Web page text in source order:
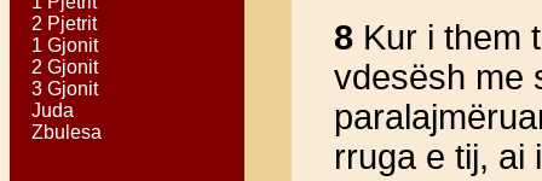
2 Pjetrit
1 Gjonit
2 Gjonit
3 Gjonit
Juda
Zbulesa
8Kur i them
vdesësh me
rruga e tij, ai